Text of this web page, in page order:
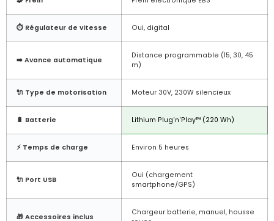
⏱️ Régulateur de vitesse Oui, digital
➡️ Avance automatique
Distance programmable (15, 30, 45
m)
🔌 Type de motorisation Moteur 30V, 230W silencieux
🔋 Batterie Lithium Plug'n'Play™ (220 Wh)
⚡ Temps de charge Environ 5 heures
🔌 Port USB
Oui (chargement
smartphone/GPS)
🎁 Accessoires inclus
Chargeur batterie, manuel, housse